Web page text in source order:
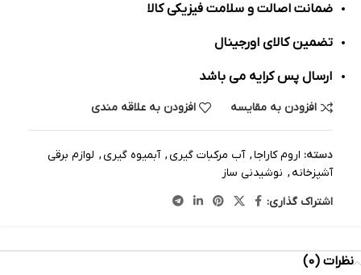
ضمانت اصالت و سلامت فیزیکی کالا
تضمین کالای اورجینال
ارسال پس کرایه می باشد
افزودن به مقایسه افزودن به علاقه مندی
دسته: اروم کاراجا, آب مرکبات گیری, آبمیوه گیری, لوازم برقی
آشپزخانه , نوشیدنی ساز
اشتراک گذاری:
نظرات (0)